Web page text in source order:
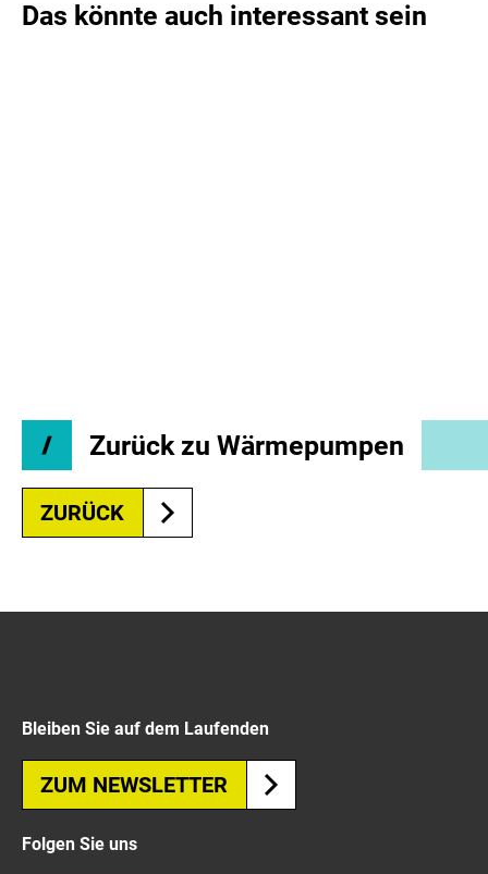
Das könnte auch interessant sein
Zurück zu Wärmepumpen
ZURÜCK
Bleiben Sie auf dem Laufenden
ZUM NEWSLETTER
Folgen Sie uns